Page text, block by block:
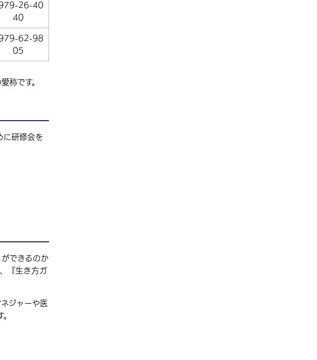
26-40
40
62-98
05
称です。
に研修会を
できるのか
『生き方ガ
ジャーや医